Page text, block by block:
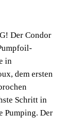
Der Condor
in
dem ersten
Schritt in
Pumping. Der